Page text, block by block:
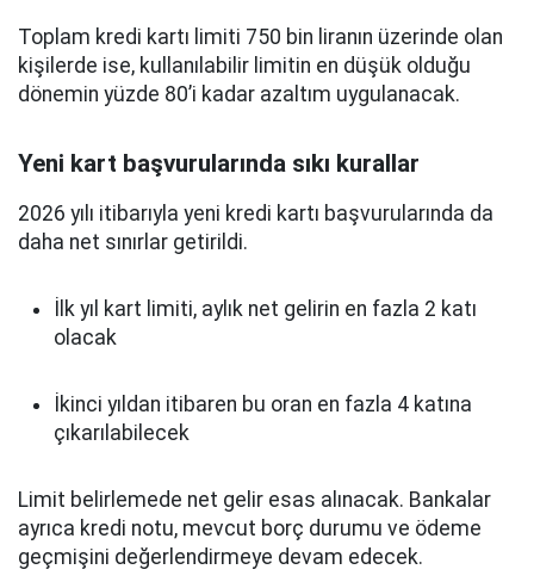
Toplam kredi kartı limiti 750 bin liranın üzerinde olan
kişilerde ise, kullanılabilir limitin en düşük olduğu
dönemin yüzde 80’i kadar azaltım uygulanacak.
Yeni kart başvurularında sıkı kurallar
2026 yılı itibarıyla yeni kredi kartı başvurularında da
daha net sınırlar getirildi.
İlk yıl kart limiti, aylık net gelirin en fazla 2 katı
olacak
İkinci yıldan itibaren bu oran en fazla 4 katına
çıkarılabilecek
Limit belirlemede net gelir esas alınacak. Bankalar
ayrıca kredi notu, mevcut borç durumu ve ödeme
geçmişini değerlendirmeye devam edecek.